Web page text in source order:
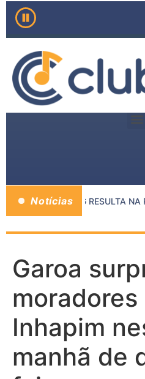
Notícias
MP E PMMG RESULTA NA
Garoa
moradores
Inhapim
manhã de